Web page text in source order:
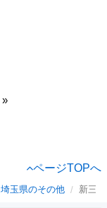
ページTOPへ
埼玉県のその他 新三